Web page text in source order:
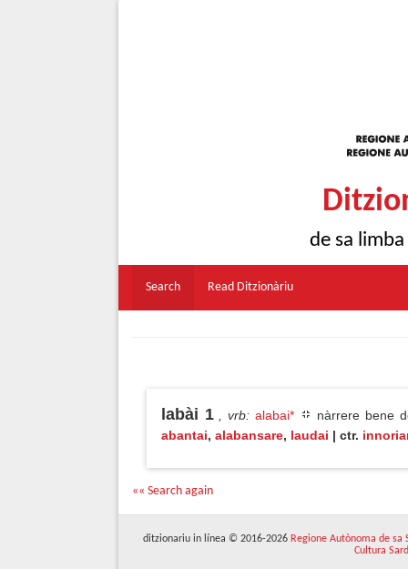
de sa
Search Read Ditzionàriu
labài 1 , vrb: alabai*
nàrrere bene
abantai, alabansare, laudai | ctr.
«« Search again
ditzionariu in línea © 2016-2026 Regione Autònoma de sa
Cultura